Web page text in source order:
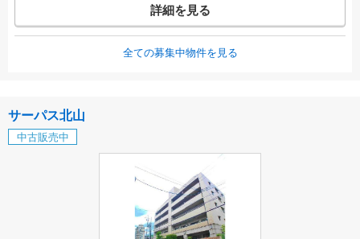
詳細を見る
全ての募集中物件を見る
サーパス北山
中古販売中